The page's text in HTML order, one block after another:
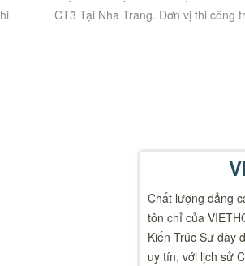
CT3 Tại Nha Trang. Đơn vị thi công
Chất lượng đẳng
tôn chỉ của
Kiến Trúc Sư dày
uy tín, với lịch sử